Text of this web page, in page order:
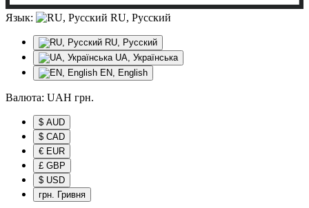
Язык: RU, Русский
RU, Русский
UA, Українська
EN, English
Валюта: UAH грн.
$ AUD
$ CAD
€ EUR
£ GBP
$ USD
грн. Гривня